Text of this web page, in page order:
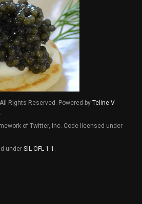
Rights Reserved. Powered by Teline V -
of Twitter, Inc. Code licensed under
under SIL OFL 1.1 .